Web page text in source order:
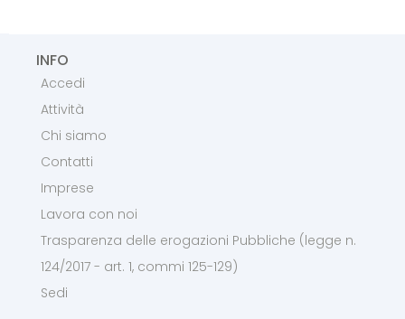
INFO
Accedi
Attività
Chi siamo
Contatti
Imprese
Lavora con noi
Trasparenza delle erogazioni Pubbliche (legge n.
124/2017 - art. 1, commi 125-129)
Sedi